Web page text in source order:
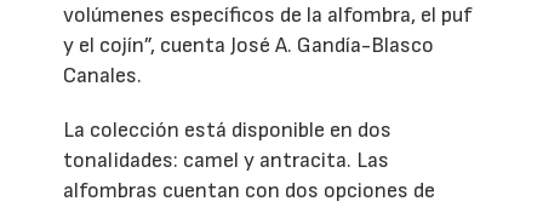
volúmenes específicos de la alfombra, el puf
y el cojín”, cuenta José A. Gandía-Blasco
Canales.
La colección está disponible en dos
tonalidades: camel y antracita. Las
alfombras cuentan con dos opciones de